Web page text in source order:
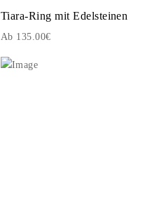
Tiara-Ring mit Edelsteinen
Ab 135.00€